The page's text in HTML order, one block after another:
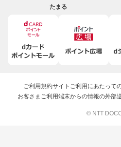
たまる
ご利用規約サイトご利用にあたって
お客さまご利用端末からの情報の外部
© NTT